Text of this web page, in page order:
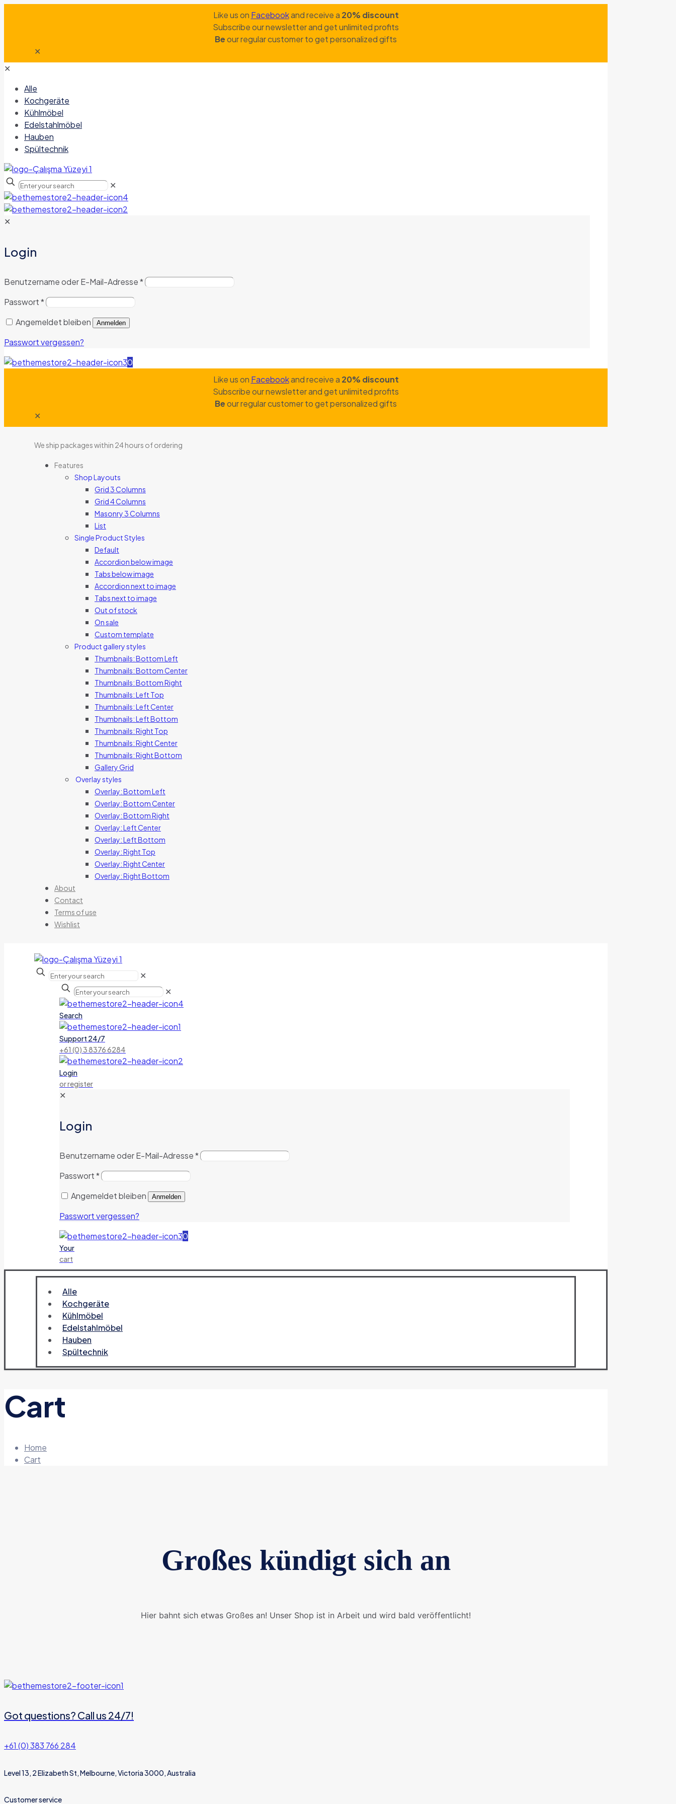
Like us on Facebookand receive a 20% discount
Subscribe our newsletter and get unlimited profits
Beour regular customer to get personalized gifts
✕
✕
Alle
Kochgeräte
Kühlmöbel
Edelstahlmöbel
Hauben
Spültechnik
✕
✕
Login
Benutzername oder E-Mail-Adresse*
Passwort*
Angemeldet bleiben
Anmelden
Passwort vergessen?
0
Like us on Facebookand receive a 20% discount
Subscribe our newsletter and get unlimited profits
Beour regular customer to get personalized gifts
✕
We ship packages within 24 hours of ordering
Features
Shop Layouts
Grid 3 Columns
Grid 4 Columns
Masonry 3 Columns
List
Single Product Styles
Default
Accordion below image
Tabs below image
Accordion next to image
Tabs next to image
Out of stock
On sale
Custom template
Product gallery styles
Thumbnails: Bottom Left
Thumbnails: Bottom Center
Thumbnails: Bottom Right
Thumbnails: Left Top
Thumbnails: Left Center
Thumbnails: Left Bottom
Thumbnails: Right Top
Thumbnails: Right Center
Thumbnails: Right Bottom
Gallery Grid
Overlay styles
Overlay: Bottom Left
Overlay: Bottom Center
Overlay: Bottom Right
Overlay: Left Center
Overlay: Left Bottom
Overlay: Right Top
Overlay: Right Center
Overlay: Right Bottom
About
Contact
Terms of use
Wishlist
✕
✕
Search
Support 24/7
+61 (0) 3 8376 6284
Login
or register
✕
Login
Benutzername oder E-Mail-Adresse*
Passwort*
Angemeldet bleiben
Anmelden
Passwort vergessen?
0
Your
cart
Alle
Kochgeräte
Kühlmöbel
Edelstahlmöbel
Hauben
Spültechnik
Cart
Home
Cart
Großes kündigt sich an
Hier bahnt sich etwas Großes an! Unser Shop ist in Arbeit und wird bald veröffentlicht!
Got questions? Call us 24/7!
+61 (0) 383 766 284
Level 13, 2 Elizabeth St, Melbourne, Victoria 3000, Australia
Customer service